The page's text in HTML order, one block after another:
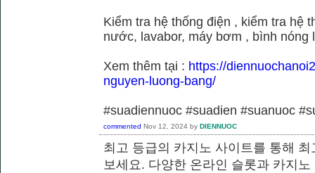
Kiểm tra hệ thống điện , kiểm tra hệ
nước, lavabor, máy bơm , bình nóng
Xem thêm tại : https://
nguyen-luong-bang/
#suadiennuoc #suadien #suanuoc
commented Nov 12, 2024 by DIENNUOC
최고 등급의 카지노 사이트를 통해
보세요. 다양한 온라인 슬롯과 카지